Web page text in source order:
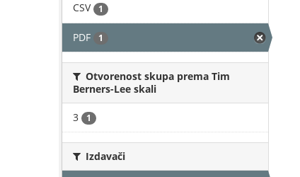
CSV 1
PDF 1
Otvorenost skupa prema Tim
Berners-Lee skali
3 1
Izdavači